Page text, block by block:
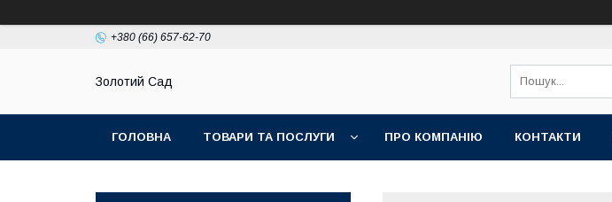
+380 (66) 657-62-70
Золотий Сад
ГОЛОВНА ТОВАРИ ТА ПОСЛУГИ ПРО КОМПАНІЮ КОНТАКТИ